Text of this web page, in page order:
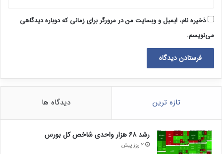
ذخیره نام، ایمیل و وبسایت من در مرورگر برای زمانی که دوباره دیدگاهی
می‌نویسم.
تازه ترین دیدگاه ها
رشد ۶۸ هزار واحدی شاخص کل بورس
2 روز پیش